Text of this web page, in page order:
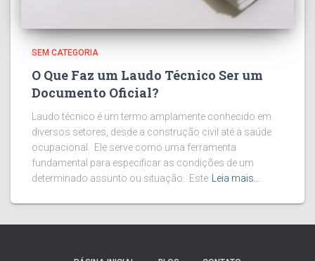
SEM CATEGORIA
O Que Faz um Laudo Técnico Ser um
Documento Oficial?
Laudo técnico é um termo amplamente conhecido em
diversos setores, desde a construção civil até a saúde
ocupacional. Ele serve como uma ferramenta
fundamental para especificar as condições de um
determinado assunto ou situação. Este
Leia mais…